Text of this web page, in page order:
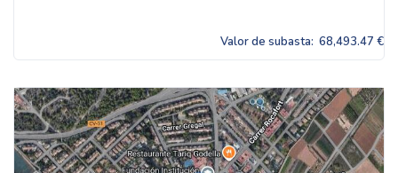
Valor de subasta: 68,493.47 €